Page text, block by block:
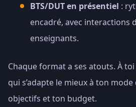
BTS/DUT en présentiel :
encadré, avec interactions
enseignants.
Chaque format a ses atouts. À
qui s’adapte le mieux à ton mode
objectifs et ton budget.